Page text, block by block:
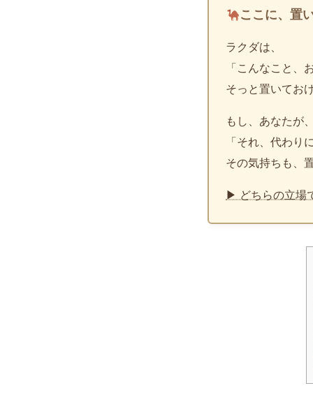
ここに、置
ラクダは、
「こんなこと、
そっと置いてお
もし、あなたが、
「それ、代わり
その気持ちも、
▶ どちらの立場